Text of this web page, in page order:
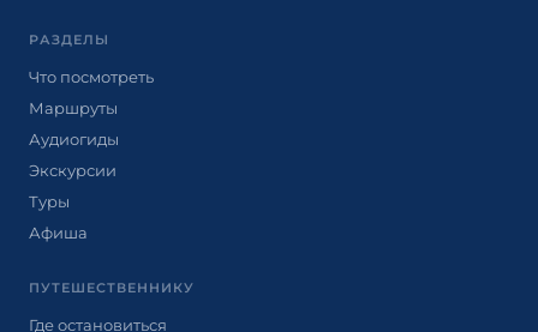
РАЗДЕЛЫ
Что посмотреть
Маршруты
Аудиогиды
Экскурсии
Туры
Афиша
ПУТЕШЕСТВЕННИКУ
Где остановиться